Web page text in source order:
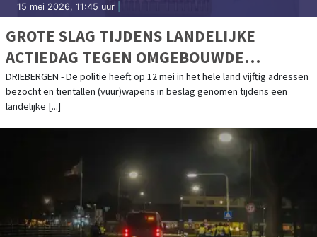
15 mei 2026, 11:45 uur
GROTE SLAG TIJDENS LANDELIJKE
ACTIEDAG TEGEN OMGEBOUWDE
ALARMPISTOLEN
DRIEBERGEN - De politie heeft op 12 mei in het hele land vijftig adressen
bezocht en tientallen (vuur)wapens in beslag genomen tijdens een
landelijke [...]